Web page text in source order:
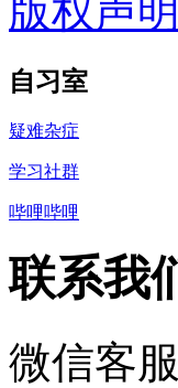
版权声明
自习室
疑难杂症
学习社群
哔哩哔哩
联系我
微信客